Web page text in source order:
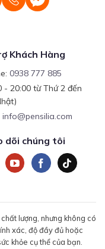
Khách Hàng
0938 777 885
- 20:00 từ Thứ 2 đến
info@pensilia.com
dõi chúng tôi
lượng, nhưng không có
xác, độ đầy đủ hoặc
khỏe cụ thể của bạn.